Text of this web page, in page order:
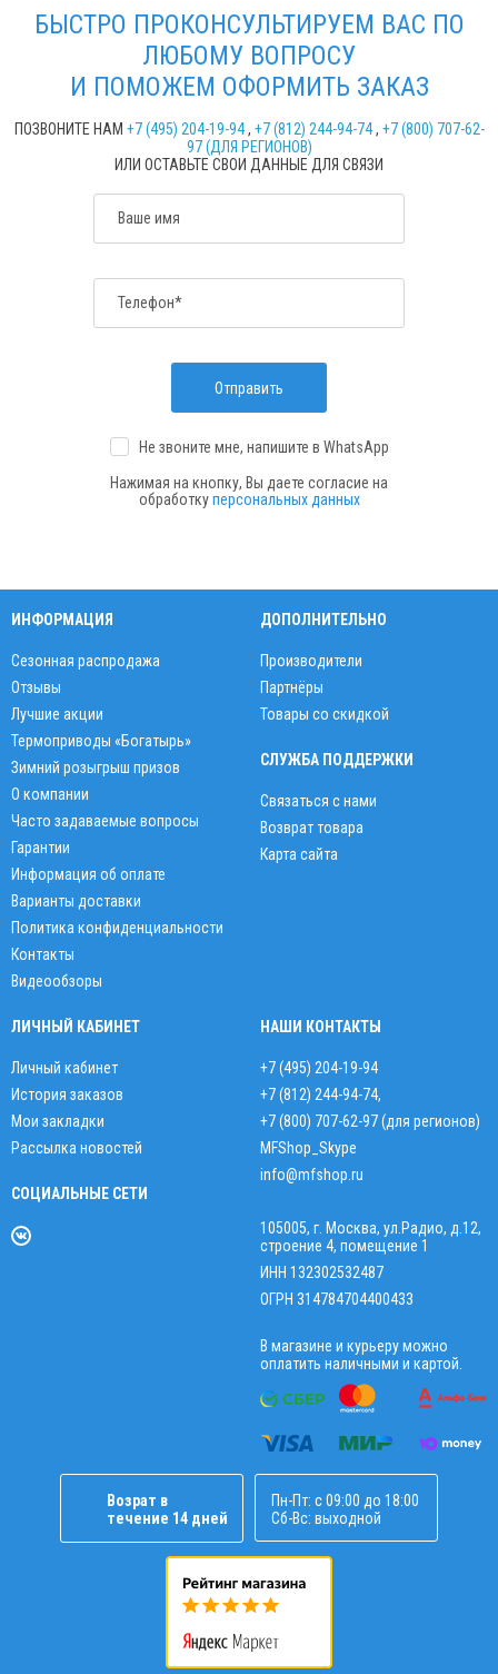
БЫСТРО ПРОКОНСУЛЬТИРУЕМ ВАС ПО
ЛЮБОМУ ВОПРОСУ
И ПОМОЖЕМ ОФОРМИТЬ ЗАКАЗ
ПОЗВОНИТЕ НАМ +7 (495) 204-19-94, +7 (812) 244-94-74, +7 (800) 707-62-
97 (ДЛЯ РЕГИОНОВ)
ИЛИ ОСТАВЬТЕ СВОИ ДАННЫЕ ДЛЯ СВЯЗИ
Ваше имя
Телефон*
Отправить
Не звоните мне, напишите в WhatsApp
Нажимая на кнопку, Вы даете согласие на
обработкуперсональных данных
ИНФОРМАЦИЯ
Сезонная распродажа
Отзывы
Лучшие акции
Термоприводы «Богатырь»
Зимний розыгрыш призов
О компании
Часто задаваемые вопросы
Гарантии
Информация об оплате
Варианты доставки
Политика конфиденциальности
Контакты
Видеообзоры
ДОПОЛНИТЕЛЬНО
Производители
Партнёры
Товары со скидкой
СЛУЖБА ПОДДЕРЖКИ
Связаться с нами
Возврат товара
Карта сайта
ЛИЧНЫЙ КАБИНЕТ
Личный кабинет
История заказов
Мои закладки
Рассылка новостей
СОЦИАЛЬНЫЕ СЕТИ
НАШИ КОНТАКТЫ
+7 (495) 204-19-94
+7 (812) 244-94-74,
+7 (800) 707-62-97 (для регионов)
MFShop_Skype
info@mfshop.ru
105005, г. Москва, ул.Радио, д.12,
строение 4, помещение 1
ИНН 132302532487
ОГРН 314784704400433
В магазине и курьеру можно
оплатить наличными и картой.
Возрат в
течение 14 дней
Пн-Пт: с 09:00 до 18:00
Сб-Вс: выходной